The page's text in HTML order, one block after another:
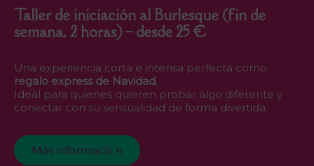
Taller de iniciación al Burlesque (fin de
semana, 2 horas) – desde 25 €
Una experiencia corta e intensa perfecta como
regalo express de Navidad.
Ideal para quienes quieren probar algo diferente y
conectar con su sensualidad de forma divertida.
Más informació n